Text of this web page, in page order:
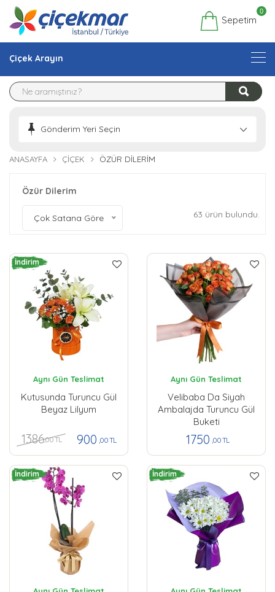
Sepetim
0
Çiçek Arayın
Gönderim Yeri Seçin
ANASAYFA ÇIÇEK ÖZÜR DILERIM
Özür Dilerim
Çok Satana Göre 63 ürün bulundu.
İndirim
Aynı Gün Teslimat
Kutusunda Turuncu Gül
Beyaz Lilyum
1386,00 TL 900 ,00 TL
Aynı Gün Teslimat
Velibaba Da Siyah
Ambalajda Turuncu Gül
Buketi
1750 ,00 TL
İndirim İndirim